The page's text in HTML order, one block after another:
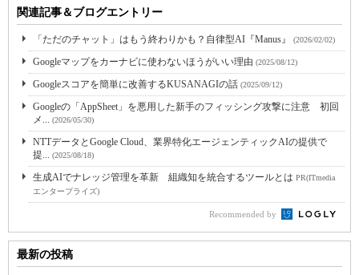
関連記事＆ブログエントリー
「ただのチャット」はもう終わりかも？自律型AI『Manus』 (2026/02/02)
Googleマップをカーナビに使わないほうがいい理由 (2025/08/12)
Googleスコアを簡単に改善するKUSANAGIの話 (2025/09/12)
Googleの「AppSheet」を悪用した新手のフィッシング攻撃に注意 初回
メ... (2026/05/30)
NTTデータとGoogle Cloud、業界特化エージェンティックAIの提供で
提... (2025/08/18)
生成AIでナレッジ管理を革新 組織知を統合するツールとは PR(ITmedia
エンタープライズ)
Recommended by
最新の投稿